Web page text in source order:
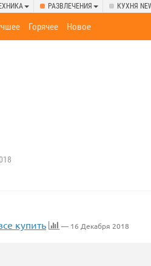
РАЗВЛЕЧЕНИЯ КУХНЯ
Горячее Новое
купить — 16 Декабря 2018